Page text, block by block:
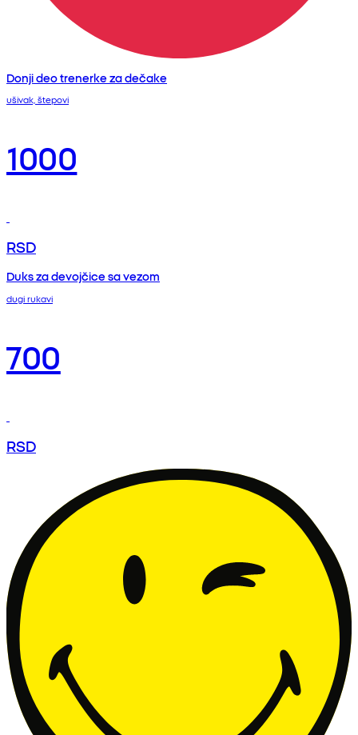
Donji deo trenerke za dečake
ušivak, štepovi
1000
RSD
Duks za devojčice sa vezom
dugi rukavi
700
RSD